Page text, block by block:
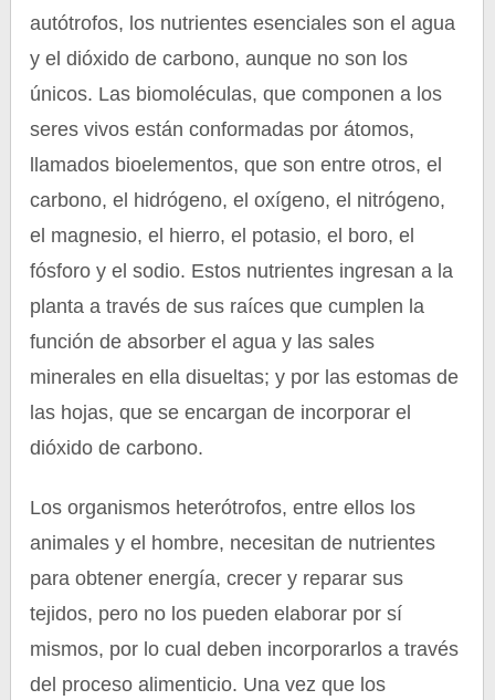
autótrofos, los nutrientes esenciales son el agua
y el dióxido de carbono, aunque no son los
únicos. Las biomoléculas, que componen a los
seres vivos están conformadas por átomos,
llamados bioelementos, que son entre otros, el
carbono, el hidrógeno, el oxígeno, el nitrógeno,
el magnesio, el hierro, el potasio, el boro, el
fósforo y el sodio. Estos nutrientes ingresan a la
planta a través de sus raíces que cumplen la
función de absorber el agua y las sales
minerales en ella disueltas; y por las estomas de
las hojas, que se encargan de incorporar el
dióxido de carbono.
Los organismos heterótrofos, entre ellos los
animales y el hombre, necesitan de nutrientes
para obtener energía, crecer y reparar sus
tejidos, pero no los pueden elaborar por sí
mismos, por lo cual deben incorporarlos a través
del proceso alimenticio. Una vez que los